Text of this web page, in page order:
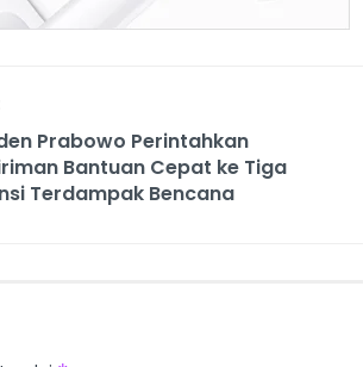
Prabowo Perintahkan
Bantuan Cepat ke Tiga
Terdampak Bencana